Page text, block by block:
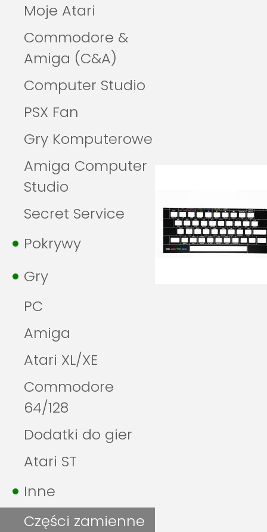
Moje Atari
Commodore &
Amiga (C&A)
Computer Studio
PSX Fan
Gry Komputerowe
Amiga Computer
Studio
Secret Service
Pokrywy
Gry
PC
Amiga
Atari XL/XE
Commodore
64/128
Dodatki do gier
Atari ST
Inne
Części zamienne